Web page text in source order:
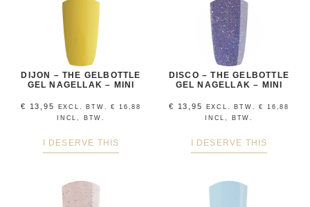
DIJON – THE GELBOTTLE
GEL NAGELLAK – MINI
€ 13,95 EXCL. BTW.€
16,88
INCL, BTW.
I DESERVE THIS
DISCO – THE GELBOTTLE
GEL NAGELLAK – MINI
€ 13,95 EXCL. BTW.€
16,88
INCL, BTW.
I DESERVE THIS